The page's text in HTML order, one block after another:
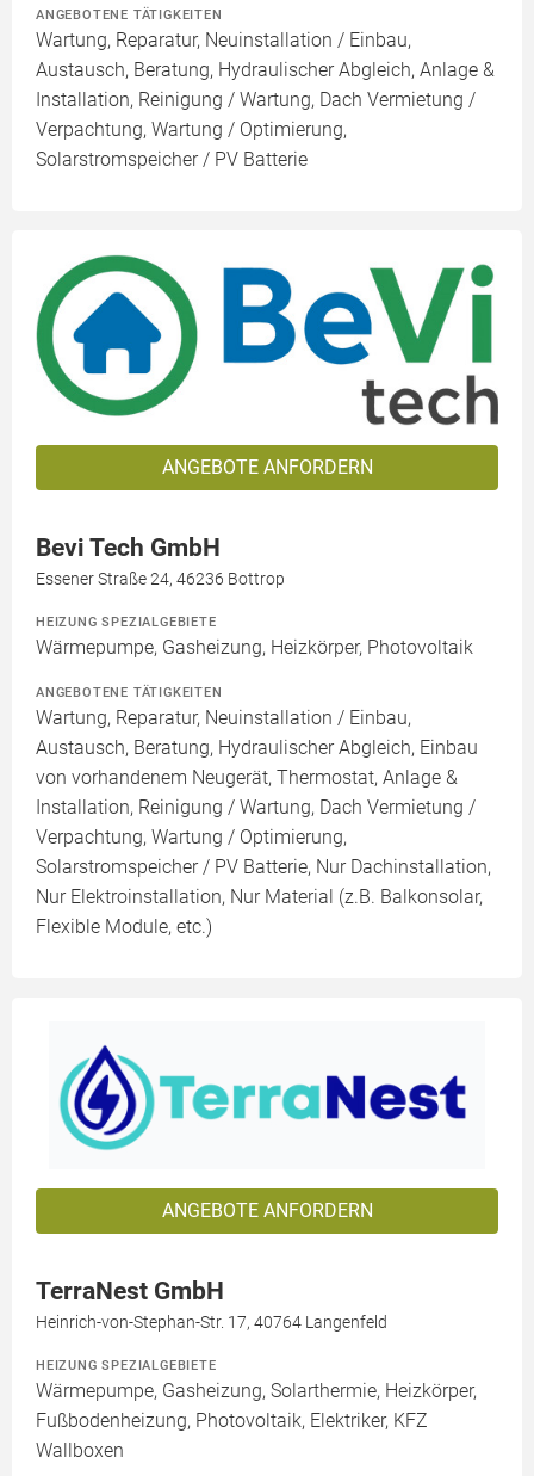
ANGEBOTENE TÄTIGKEITEN
Wartung, Reparatur, Neuinstallation / Einbau,
Austausch, Beratung, Hydraulischer Abgleich, Anlage &
Installation, Reinigung / Wartung, Dach Vermietung /
Verpachtung, Wartung / Optimierung,
Solarstromspeicher / PV Batterie
ANGEBOTE ANFORDERN
Bevi Tech GmbH
Essener Straße 24, 46236 Bottrop
HEIZUNG SPEZIALGEBIETE
Wärmepumpe, Gasheizung, Heizkörper, Photovoltaik
ANGEBOTENE TÄTIGKEITEN
Wartung, Reparatur, Neuinstallation / Einbau,
Austausch, Beratung, Hydraulischer Abgleich, Einbau
von vorhandenem Neugerät, Thermostat, Anlage &
Installation, Reinigung / Wartung, Dach Vermietung /
Verpachtung, Wartung / Optimierung,
Solarstromspeicher / PV Batterie, Nur Dachinstallation,
Nur Elektroinstallation, Nur Material (z.B. Balkonsolar,
Flexible Module, etc.)
ANGEBOTE ANFORDERN
TerraNest GmbH
Heinrich-von-Stephan-Str. 17, 40764 Langenfeld
HEIZUNG SPEZIALGEBIETE
Wärmepumpe, Gasheizung, Solarthermie, Heizkörper,
Fußbodenheizung, Photovoltaik, Elektriker, KFZ
Wallboxen